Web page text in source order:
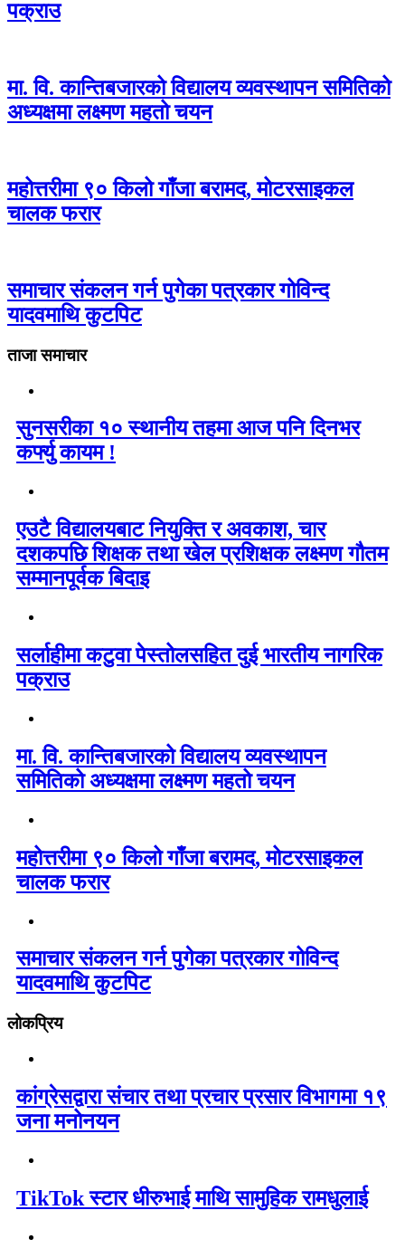
पक्राउ
मा. वि. कान्तिबजारको विद्यालय व्यवस्थापन समितिको
अध्यक्षमा लक्ष्मण महतो चयन
महोत्तरीमा ९० किलो गाँजा बरामद, मोटरसाइकल
चालक फरार
समाचार संकलन गर्न पुगेका पत्रकार गोविन्द
यादवमाथि कुटपिट
ताजा समाचार
सुनसरीका १० स्थानीय तहमा आज पनि दिनभर
कर्फ्यु कायम !
एउटै विद्यालयबाट नियुक्ति र अवकाश, चार
दशकपछि शिक्षक तथा खेल प्रशिक्षक लक्ष्मण गौतम
सम्मानपूर्वक बिदाइ
सर्लाहीमा कटुवा पेस्तोलसहित दुई भारतीय नागरिक
पक्राउ
मा. वि. कान्तिबजारको विद्यालय व्यवस्थापन
समितिको अध्यक्षमा लक्ष्मण महतो चयन
महोत्तरीमा ९० किलो गाँजा बरामद, मोटरसाइकल
चालक फरार
समाचार संकलन गर्न पुगेका पत्रकार गोविन्द
यादवमाथि कुटपिट
लोकप्रिय
कांग्रेसद्वारा संचार तथा प्रचार प्रसार विभागमा १९
जना मनोनयन
TikTok स्टार धीरुभाई माथि सामुहिक रामधुलाई